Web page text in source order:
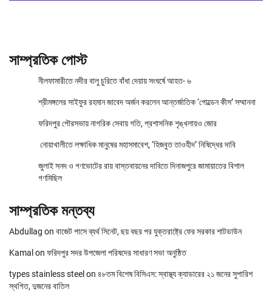
সাম্প্রতিক পোস্ট
নীলফামারীতে নদীর বালু চুরিতে বাঁধা দেয়ায় সংঘর্ষে আহত- ৬
শ্রীমঙ্গলের সাইফুর রহমান জাবেদ অর্জন করলেন আন্তর্জাতিক ‘গোল্ডেন কীস’ সম্মাননা
ফরিদপুর পৌরসভায় নাগরিক সেবায় গতি, প্রশাসনিক শৃঙ্খলায়ও জোর
নোয়াখালীতে লক্ষাধিক মানুষের মহাসমাবেশ, ‘হিজবুত তাওহীদ’ নিষিদ্ধের দাবি
জুলাই সনদ ও গণভোটের রায় বাস্তবায়নের দাবিতে দিনাজপুরে জামায়াতের বিশাল
গণমিছিল
সাম্প্রতিক মন্তব্য
Abdullag on বাজেট পাসে ব্যর্থ সিনেট, ছয় বছর পর যুক্তরাষ্ট্রে ফের সরকার শাটডাউন
Kamal on ফরিদপুর সদর উপজেলা পরিষদের সাধারণ সভা অনুষ্ঠিত
types stainless steel on ৪৮তম বিশেষ বিসিএস: স্বাস্থ্য ক্যাডারের ২১ জনের সুপারিশ
স্থগিত, দুজনের বাতিল